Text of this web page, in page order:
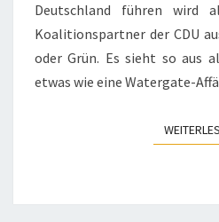
Deutschland führen wird
Koalitionspartner der CDU
oder Grün. Es sieht so aus
etwas wie eine Watergate-